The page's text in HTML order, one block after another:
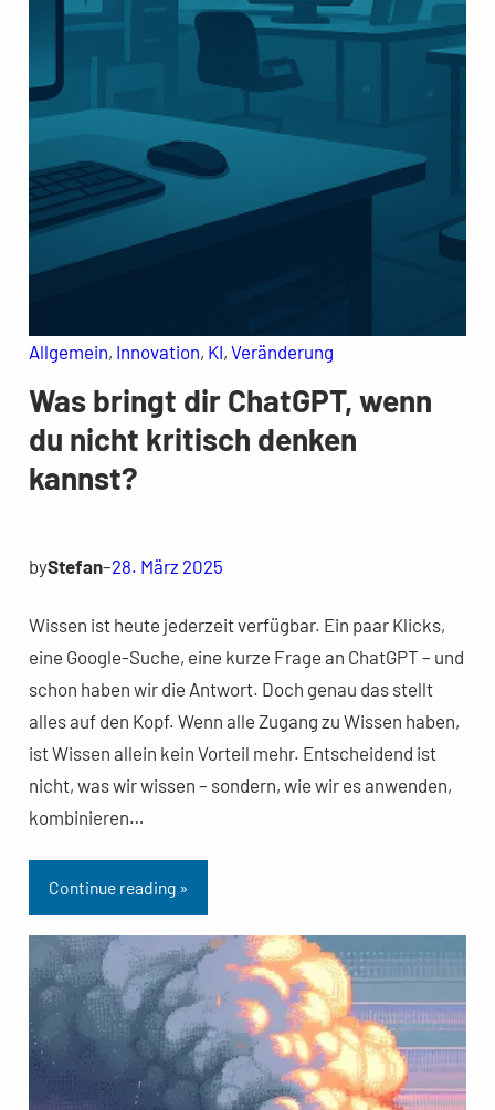
Allgemein, Innovation, KI, Veränderung
Was bringt dir ChatGPT, wenn
du nicht kritisch denken
kannst?
byStefan–28. März 2025
Wissen ist heute jederzeit verfügbar. Ein paar Klicks,
eine Google-Suche, eine kurze Frage an ChatGPT – und
schon haben wir die Antwort. Doch genau das stellt
alles auf den Kopf. Wenn alle Zugang zu Wissen haben,
ist Wissen allein kein Vorteil mehr. Entscheidend ist
nicht, was wir wissen – sondern, wie wir es anwenden,
kombinieren…
Continue reading »